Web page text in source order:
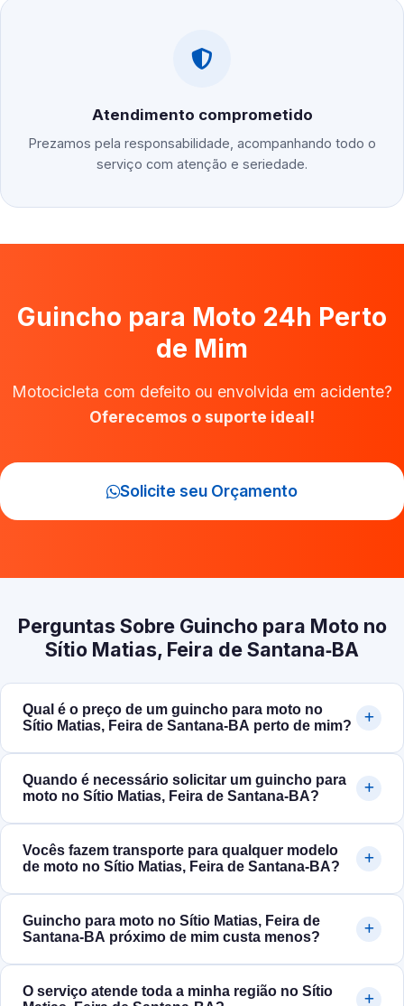
Atendimento comprometido
Prezamos pela responsabilidade, acompanhando todo o
serviço com atenção e seriedade.
Guincho para Moto 24h Perto
de Mim
Motocicleta com defeito ou envolvida em acidente?
Oferecemos o suporte ideal!
Solicite seu Orçamento
Perguntas Sobre Guincho para Moto no
Sítio Matias, Feira de Santana‑BA
Qual é o preço de um guincho para moto no
Sítio Matias, Feira de Santana‑BA perto de mim?
Quando é necessário solicitar um guincho para
moto no Sítio Matias, Feira de Santana‑BA?
Vocês fazem transporte para qualquer modelo
de moto no Sítio Matias, Feira de Santana‑BA?
Guincho para moto no Sítio Matias, Feira de
Santana‑BA próximo de mim custa menos?
O serviço atende toda a minha região no Sítio